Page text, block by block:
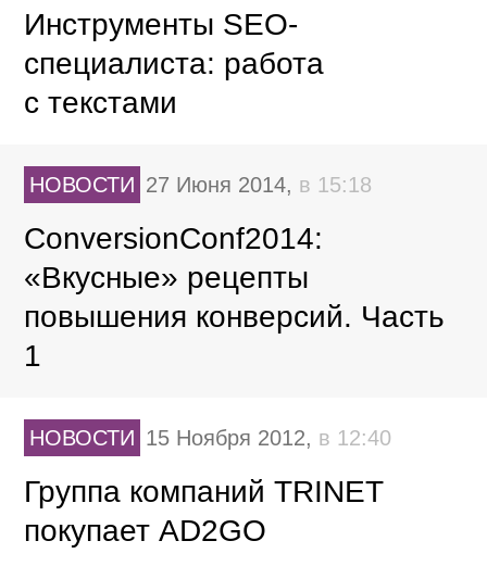
Инструменты SEO-
специалиста: работа
с текстами
НОВОСТИ 27 Июня 2014, в 15:18
ConversionConf2014:
«Вкусные» рецепты
повышения конверсий. Часть
1
НОВОСТИ 15 Ноября 2012, в 12:40
Группа компаний TRINET
покупает AD2GO